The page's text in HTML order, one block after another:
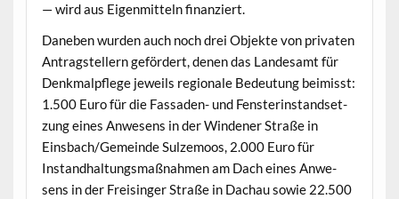
— wird aus Eigen­mit­teln finanziert.
Daneben wur­den auch noch drei Objek­te von pri­vat­en
Antrag­stellern gefördert, denen das Lan­desamt für
Denkmalpflege jew­eils regionale Bedeu­tung beimisst:
1.500 Euro für die Fas­saden- und Fen­sterin­stand­set­
zung eines Anwe­sens in der Winden­er Straße in
Einsbach/Gemeinde Sulze­moos, 2.000 Euro für
Instand­hal­tungs­maß­nah­men am Dach eines Anwe­
sens in der Freisinger Straße in Dachau sowie 22.500